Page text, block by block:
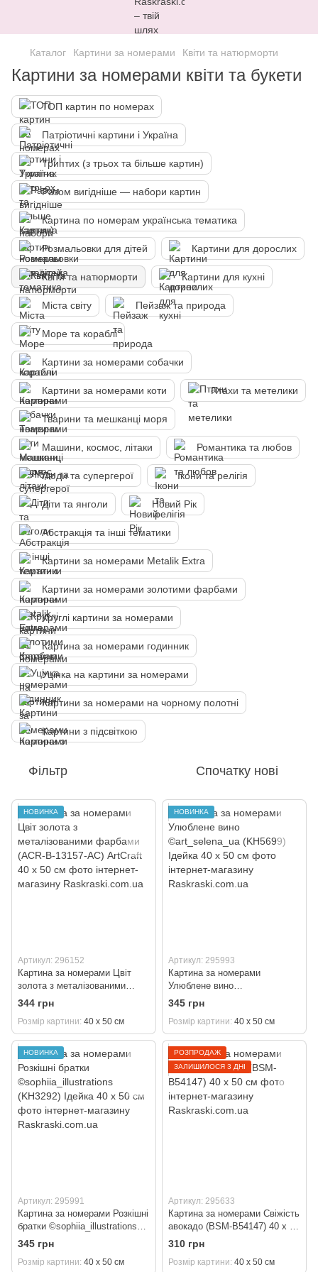
Каталог Картини за номерами Квіти та натюрморти
Картини за номерами квіти та букети
ТОП картин по номерах
Патріотичні картини і Україна
Триптих (з трьох та більше картин)
Разом вигідніше — набори картин
Картина по номерам українська тематика
Розмальовки для дітей Картини для дорослих
Квіти та натюрморти Картини для кухні
Міста світу Пейзаж та природа
Море та кораблі
Картини за номерами собачки
Картини за номерами коти Птахи та метелики
Тварини та мешканці моря
Машини, космос, літаки Романтика та любов
Люди та супергерої Ікони та релігія
Діти та янголи Новий Рік
Абстракція та інші тематики
Картини за номерами Metalik Extra
Картини за номерами золотими фарбами
Круглі картини за номерами
Картина за номерами годинник
Уцінка на картини за номерами
Картини за номерами на чорному полотні
Картини з підсвіткою
Фільтр Спочатку нові
НОВИНКА
Артикул: 296152
Картина за номерами Цвіт
золота з металізованими
фарбами (ACR-B-13157-AC)
ArtCraft 40 х 50 см
344 грн
Розмір картини 40 х 50 см
НОВИНКА
Артикул: 295993
Картина за номерами
Улюблене вино
©art_selena_ua (KH5699)
Ідейка 40 х 50 см
345 грн
Розмір картини 40 х 50 см
НОВИНКА
Артикул: 295991
Картина за номерами Розкішні
братки ©sophiia_іllustrations
(KH3292) Ідейка 40 х 50 см
345 грн
Розмір картини 40 х 50 см
РОЗПРОДАЖ
ЗАЛИШИЛОСЯ 3 ДНІ
Артикул: 295633
Картина за номерами Свіжість
авокадо (BSM-B54147) 40 х 50
см
310 грн
Розмір картини 40 х 50 см